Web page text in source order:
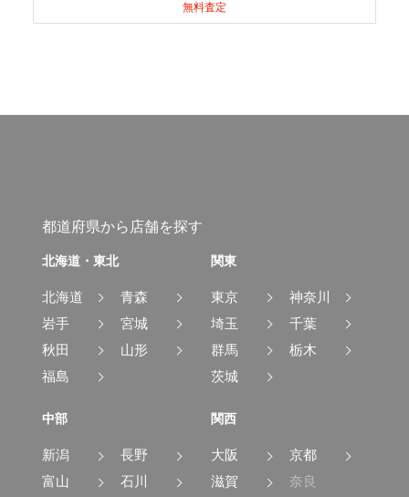
無料査定
都道府県から店舗を探す
北海道・東北
北海道
青森
岩手
宮城
秋田
山形
福島
関東
東京
神奈川
埼玉
千葉
群馬
栃木
茨城
中部
新潟
長野
富山
石川
関西
大阪
京都
滋賀
奈良